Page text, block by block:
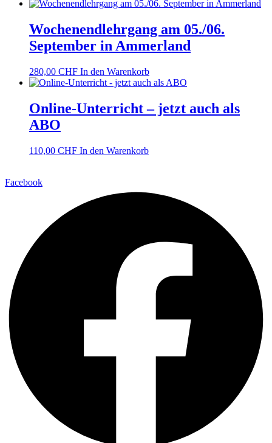
Wochenendlehrgang am 05./06.
September in Ammerland
280,00 CHF In den Warenkorb
Online-Unterricht – jetzt auch als
ABO
110,00 CHF In den Warenkorb
Facebook